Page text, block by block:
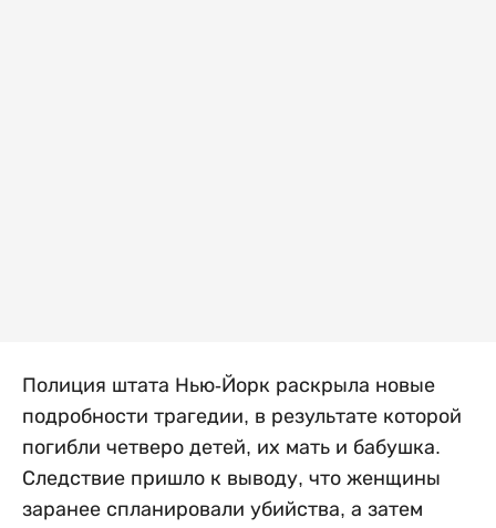
Полиция штата Нью-Йорк раскрыла новые
подробности трагедии, в результате которой
погибли четверо детей, их мать и бабушка.
Следствие пришло к выводу, что женщины
заранее спланировали убийства, а затем